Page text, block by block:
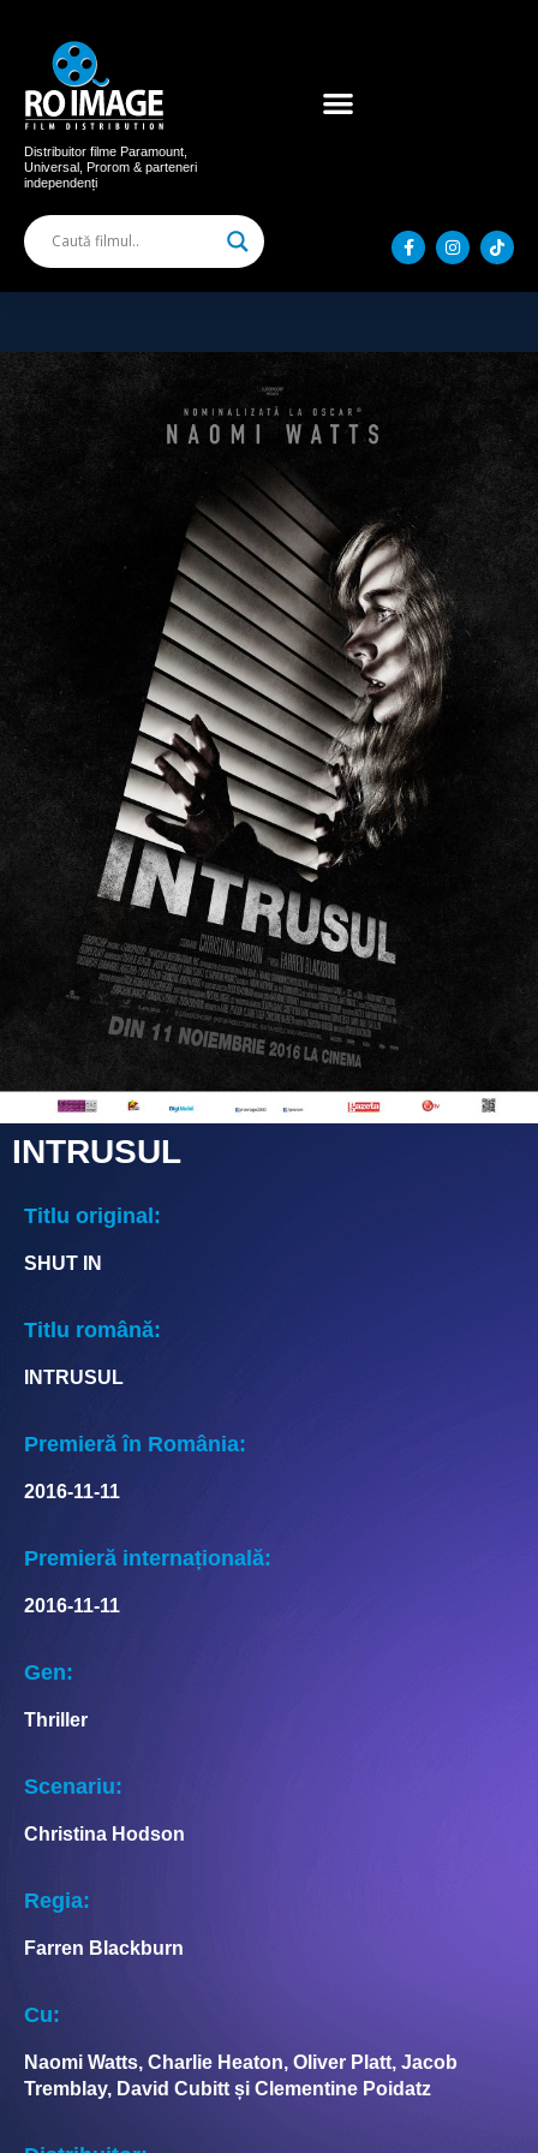
Distribuitor filme Paramount,
Universal, Prorom & parteneri
independenți
INTRUSUL
Titlu original:
SHUT IN
Titlu română:
INTRUSUL
Premieră în România:
2016-11-11
Premieră internațională:
2016-11-11
Gen:
Thriller
Scenariu:
Christina Hodson
Regia:
Farren Blackburn
Cu:
Naomi Watts, Charlie Heaton, Oliver Platt, Jacob
Tremblay, David Cubitt și Clementine Poidatz